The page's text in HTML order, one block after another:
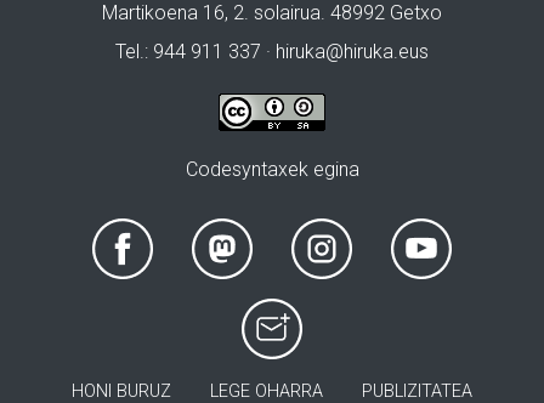
Martikoena 16, 2. solairua. 48992 Getxo
Tel.: 944 911 337 · hiruka@hiruka.eus
Codesyntaxek egina
HONI BURUZ LEGE OHARRA PUBLIZITATEA